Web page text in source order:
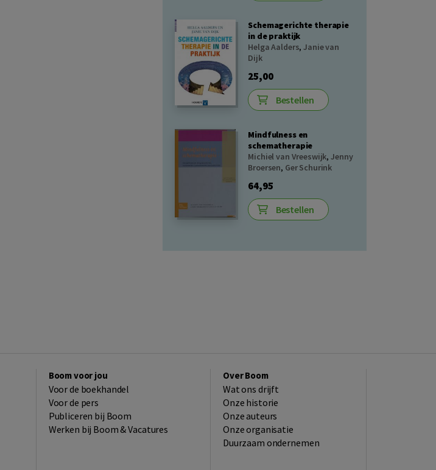
Schemagerichte therapie
in de praktijk
Helga Aalders,Janie van
Dijk
25,00
Bestellen
Mindfulness en
schematherapie
Michiel van Vreeswijk,Jenny
Broersen, Ger Schurink
64,95
Bestellen
Boom voor jou
Voor de boekhandel
Voor de pers
Publiceren bij Boom
Werken bij Boom & Vacatures
Over Boom
Wat ons drijft
Onze historie
Onze auteurs
Onze organisatie
Duurzaam ondernemen